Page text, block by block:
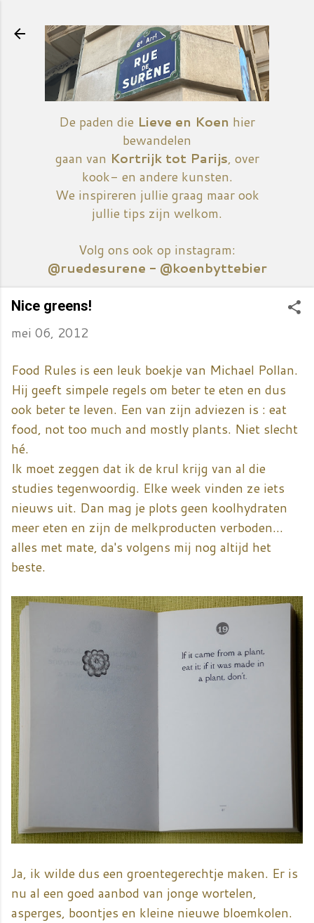
De paden die Lieve en Koen hier
bewandelen
gaan van Kortrijk tot Parijs, over
kook- en andere kunsten.
We inspireren jullie graag maar ook
jullie tips zijn welkom.
Volg ons ook op instagram:
@ruedesurene - @koenbyttebier
Nice greens!
mei 06, 2012
Food Rules is een leuk boekje van Michael Pollan.
Hij geeft simpele regels om beter te eten en dus
ook beter te leven. Een van zijn adviezen is : eat
food, not too much and mostly plants. Niet slecht
hé.
Ik moet zeggen dat ik de krul krijg van al die
studies tegenwoordig. Elke week vinden ze iets
nieuws uit. Dan mag je plots geen koolhydraten
meer eten en zijn de melkproducten verboden...
alles met mate, da's volgens mij nog altijd het
beste.
Ja, ik wilde dus een groentegerechtje maken. Er is
nu al een goed aanbod van jonge wortelen,
asperges, boontjes en kleine nieuwe bloemkolen.